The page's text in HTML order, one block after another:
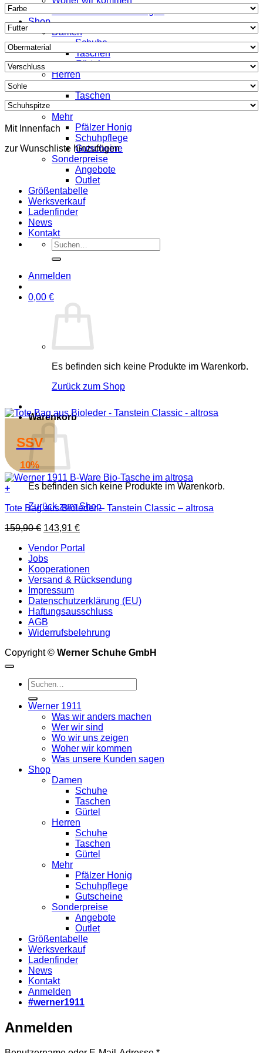
Shop
Damen
Schuhe
Taschen
Gürtel
Herren
Taschen
Mehr
Pfälzer Honig
Schuhpflege
Gutscheine
Sonderpreise
Angebote
Outlet
Größentabelle
Werksverkauf
Ladenfinder
News
Kontakt
Suche
nach:
Anmelden
0,00 €
Es befinden sich keine Produkte im Warenkorb.
Zurück zum Shop
Warenkorb
Es befinden sich keine Produkte im Warenkorb.
Zurück zum Shop
Mit Innenfach
zur Wunschliste hinzufügen
SSV
10%
+
Tote Bag aus Bioleder – Tanstein Classic – altrosa
159,90€ Ursprünglicher
war:
159,90 €
143,91 €Aktueller
ist:
Vendor Portal
Jobs
Kooperationen
Versand & Rücksendung
Impressum
Datenschutzerklärung (EU)
Haftungsausschluss
AGB
Widerrufsbelehrung
Copyright © Werner Schuhe GmbH
Suche
nach:
Werner 1911
Was wir anders machen
Wer wir sind
Wo wir uns zeigen
Woher wir kommen
Was unsere Kunden sagen
Shop
Damen
Schuhe
Taschen
Gürtel
Herren
Schuhe
Taschen
Gürtel
Mehr
Pfälzer Honig
Schuhpflege
Gutscheine
Sonderpreise
Angebote
Outlet
Größentabelle
Werksverkauf
Ladenfinder
News
Kontakt
Anmelden
#werner1911
Anmelden